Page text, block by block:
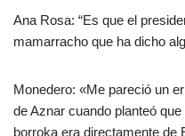
Ana Rosa: “Es que el
mamarracho que ha dicho
Monedero: «Me pareció un
de Aznar cuando planteó
borroka era directamente de